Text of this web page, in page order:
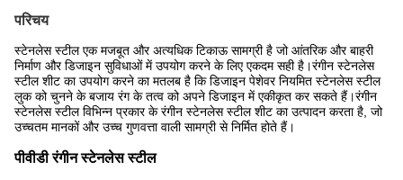
परिचय
स्टेनलेस स्टील एक मजबूत और अत्यधिक टिकाऊ सामग्री है जो आंतरिक और बाहरी
निर्माण और डिजाइन सुविधाओं में उपयोग करने के लिए एकदम सही है।रंगीन स्टेनलेस
स्टील शीट का उपयोग करने का मतलब है कि डिजाइन पेशेवर नियमित स्टेनलेस स्टील
लुक को चुनने के बजाय रंग के तत्व को अपने डिजाइन में एकीकृत कर सकते हैं।रंगीन
स्टेनलेस स्टील विभिन्न प्रकार के रंगीन स्टेनलेस स्टील शीट का उत्पादन करता है, जो
उच्चतम मानकों और उच्च गुणवत्ता वाली सामग्री से निर्मित होते हैं।
पीवीडी रंगीन स्टेनलेस स्टील